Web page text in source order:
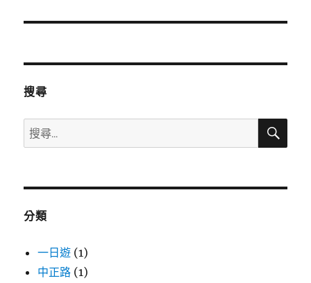
搜尋
搜
尋
鍵
搜
分類
一日遊 (1)
中正路 (1)